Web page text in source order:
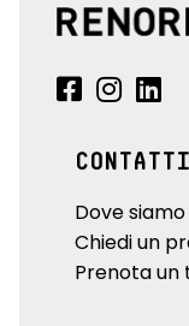
CONTATTI
Dove siamo
Chiedi un
Prenota un